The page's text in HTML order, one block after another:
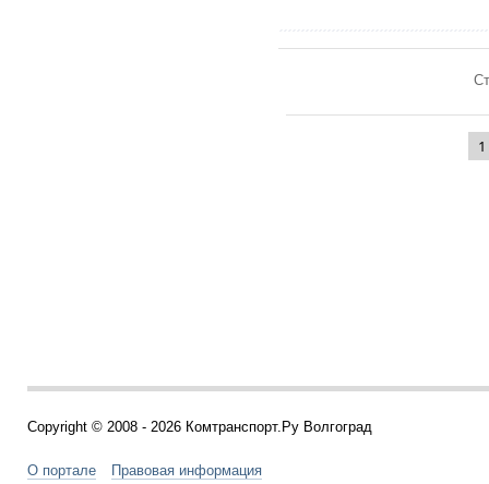
1
Copyright © 2008 - 2026 Комтранспорт.Ру Волгоград
О портале Правовая информация